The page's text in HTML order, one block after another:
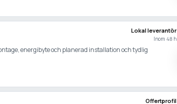
Lokal leverantör
Inom 48 h
energibyte och planerad installation och tydlig
Offertprofil